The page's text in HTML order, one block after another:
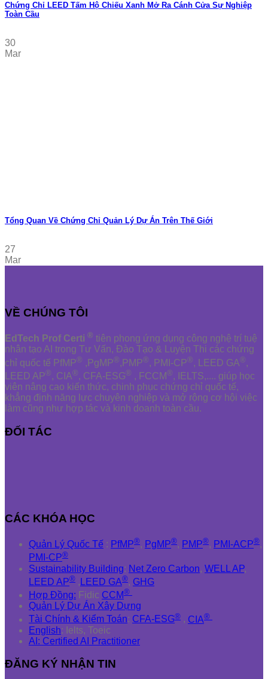
Chứng Chỉ LEED Tấm Hộ Chiếu Xanh Mở Ra Cánh Cửa Sự Nghiệp
Toàn Cầu
30
Mar
Tổng Quan Về Chứng Chỉ Quản Lý Dự Án Trên Thế Giới
27
Mar
VỀ CHÚNG TÔI
EdTech Prof Certi ® tiên phong ứng dụng công nghệ trí tuệ
nhân tạo AI trong Tư Vấn, Đào Tạo & Luyện Thi các chứng
chỉ quốc tế PfMP® ,PgMP®,PMP®, PMI-CP®, LEED GA®,
LEED AP®, CIA®, CFA-ESG® , FCCM®, IELTS,.... giúp học
viên nâng cao kiến thức, chinh phục chứng chỉ quốc tế,
khẳng định năng lực chuyên nghiệp và mở rộng cơ hội việc
làm cũng như hợp tác và kinh doanh toàn cầu.
ĐỐI TÁC
CÁC KHÓA HỌC
Quản Lý Quốc Tế : PfMP®, PgMP®, PMP®, PMI-ACP®,
PMI-CP®
Sustainability Building: Net Zero Carbon, WELL AP,
LEED AP® , LEED GA®, GHG
Hợp Đồng: Fidic CCM®
Quản Lý Dự Án Xây Dựng
Tài Chính & Kiểm Toán: CFA-ESG® , CIA®
English: Ielts, Toeic
AI: Certified AI Practitioner
ĐĂNG KÝ NHẬN TIN